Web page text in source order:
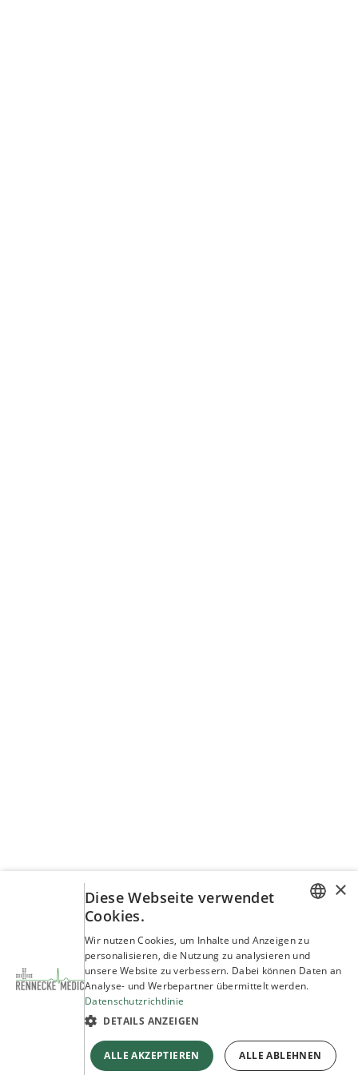
ENGLISH
×
Diese Webseite verwendet
Cookies.
Wir nutzen Cookies, um Inhalte und Anzeigen zu
personalisieren, die Nutzung zu analysieren und
unsere Website zu verbessern. Dabei können Daten an
Analyse- und Werbepartner übermittelt werden.
Datenschutzrichtlinie
DETAILS ANZEIGEN
ALLE AKZEPTIEREN ALLE ABLEHNEN